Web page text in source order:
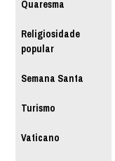
Quaresma
Religiosidade
popular
Semana Santa
Turismo
Vaticano